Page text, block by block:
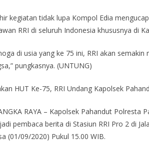
kegiatan tidak lupa Kompol Edia
RRI di seluruh Indonesia khususnya di
di usia yang ke 75 ini, RRI akan
pungkasnya. (UNTUNG)
HUT Ke-75, RRI Undang Kapolsek
RAYA – Kapolsek Pahandut Polresta
pembaca berita di Stasiun RRI Pro 2 di
(01/09/2020) Pukul 15.00 WIB.